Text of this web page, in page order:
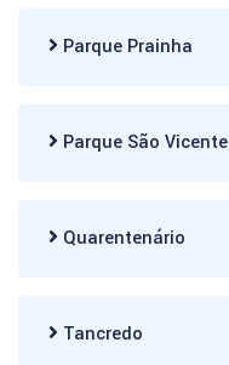
Parque Prainha
Parque São Vicente
Quarentenário
Tancredo